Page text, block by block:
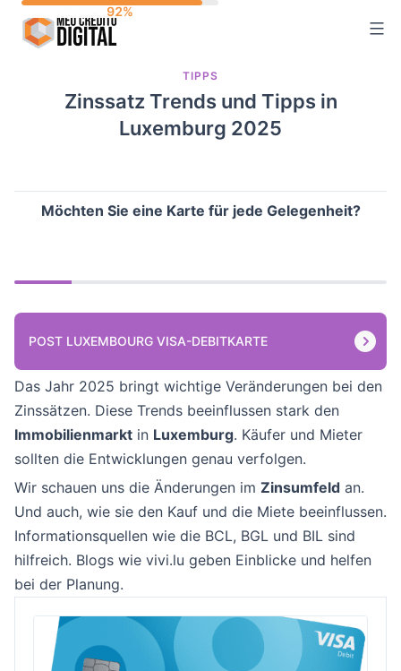
TIPPS
Zinssatz Trends und Tipps in
Luxemburg 2025
Möchten Sie eine Karte für jede Gelegenheit?
POST LUXEMBOURG VISA-DEBITKARTE
Das Jahr 2025 bringt wichtige Veränderungen bei den
Zinssätzen. Diese Trends beeinflussen stark den
Immobilienmarkt in Luxemburg. Käufer und Mieter
sollten die Entwicklungen genau verfolgen.
Wir schauen uns die Änderungen im Zinsumfeld an.
Und auch, wie sie den Kauf und die Miete beeinflussen.
Informationsquellen wie die BCL, BGL und BIL sind
hilfreich. Blogs wie vivi.lu geben Einblicke und helfen
bei der Planung.